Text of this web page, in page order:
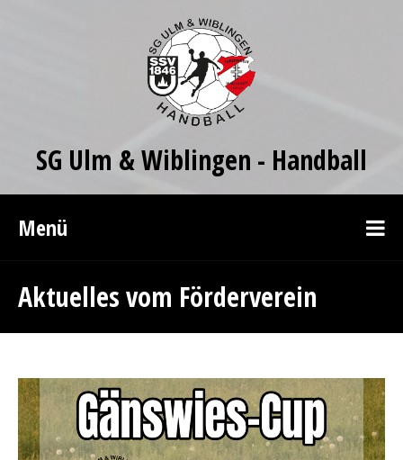
SG Ulm & Wiblingen - Handball
Menü
Aktuelles vom Förderverein